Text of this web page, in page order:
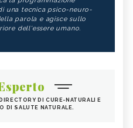
una tecnica psico-neuro-
parola e agisce sullo
dell'essere umano.
DI CURE-NATURALI E
DI SALUTE NATURALE.